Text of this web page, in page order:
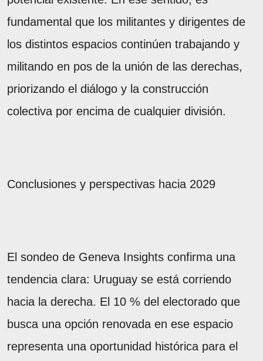
fundamental que los militantes y dirigentes de
los distintos espacios continúen trabajando y
militando en pos de la unión de las derechas,
priorizando el diálogo y la construcción
colectiva por encima de cualquier división.
Conclusiones y perspectivas hacia 2029
El sondeo de Geneva Insights confirma una
tendencia clara: Uruguay se está corriendo
hacia la derecha. El 10 % del electorado que
busca una opción renovada en ese espacio
representa una oportunidad histórica para el